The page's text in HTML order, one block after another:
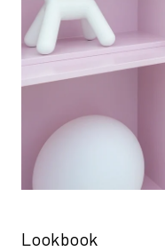
Lookbook